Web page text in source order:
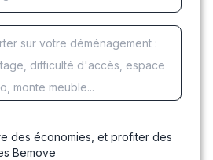
des économies, et profiter des
Bemove